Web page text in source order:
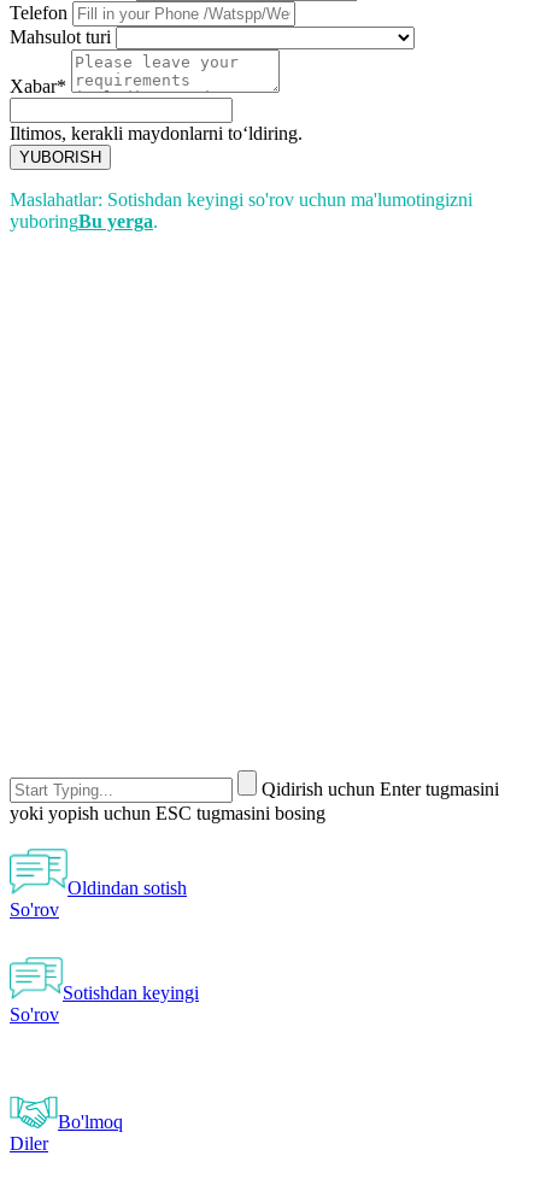
Telefon
Mahsulot turi
Xabar*
Iltimos, kerakli maydonlarni toʻldiring.
YUBORISH
Maslahatlar: Sotishdan keyingi so'rov uchun ma'lumotingizni
yuboringBu yerga.
Qidirish uchun Enter tugmasini
yoki yopish uchun ESC tugmasini bosing
Oldindan sotish
So'rov
Sotishdan keyingi
So'rov
Bo'lmoq
Diler